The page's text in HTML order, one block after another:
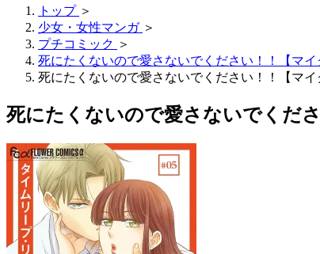
トップ ＞
少女・女性マンガ ＞
プチコミック ＞
死にたくないので愛さないでください！！【マイ
死にたくないので愛さないでください！！【マイ
死にたくないので愛さないでくだ